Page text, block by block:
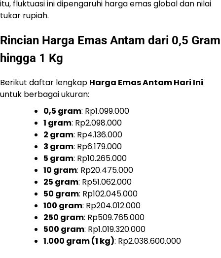
itu, fluktuasi ini dipengaruhi harga emas global dan nilai
tukar rupiah.
Rincian Harga Emas Antam dari 0,5 Gram
hingga 1 Kg
Berikut daftar lengkap Harga Emas Antam Hari Ini
untuk berbagai ukuran:
0,5 gram: Rp1.099.000
1 gram: Rp2.098.000
2 gram: Rp4.136.000
3 gram: Rp6.179.000
5 gram: Rp10.265.000
10 gram: Rp20.475.000
25 gram: Rp51.062.000
50 gram: Rp102.045.000
100 gram: Rp204.012.000
250 gram: Rp509.765.000
500 gram: Rp1.019.320.000
1.000 gram (1 kg): Rp2.038.600.000